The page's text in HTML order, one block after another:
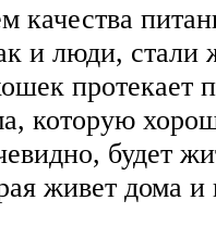
качества
и люди, стали
протекает
которую
будет
живет дома и